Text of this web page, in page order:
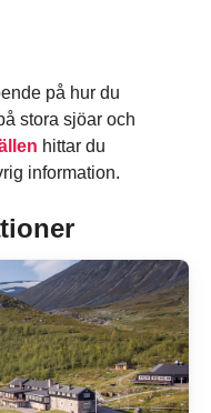
på hur du
stora sjöar och
hittar du
information.